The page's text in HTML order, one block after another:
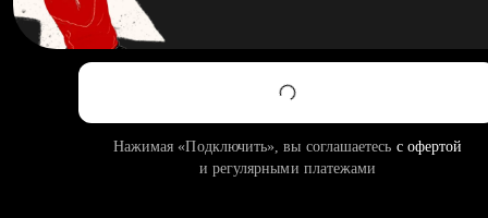
Нажимая «Подключить», вы соглашаетесь с офертой
и регулярными платежами